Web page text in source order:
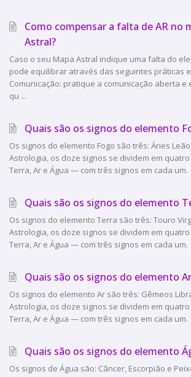
Como compensar a falta de AR no
Astral?
Caso o seu Mapa Astral indique uma falta do
pode equilibrar através das seguintes práticas
Comunicação: pratique a comunicação aberta
qu ...
Quais são os signos do elemento
Os signos do elemento Fogo são três: Áries
Astrologia, os doze signos se dividem em
Terra, Ar e Água — com três signos em cada um.
Quais são os signos do elemento
Os signos do elemento Terra são três: Touro
Astrologia, os doze signos se dividem em
Terra, Ar e Água — com três signos em cada um.
Quais são os signos do elemento
Os signos do elemento Ar são três: Gêmeos
Astrologia, os doze signos se dividem em
Terra, Ar e Água — com três signos em cada um.
Quais são os signos do elemento
Os signos de Água são: Câncer, Escorpião e